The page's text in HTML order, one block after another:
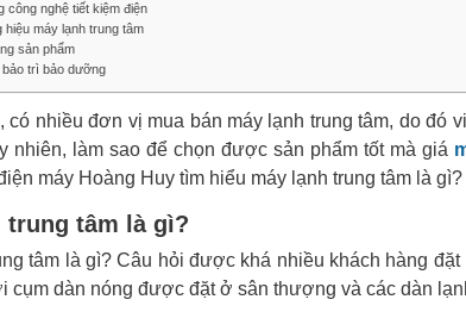
công nghệ tiết kiệm điện
hiệu máy lạnh trung tâm
sản phẩm
bảo trì bảo dưỡng
có nhiều đơn vị mua bán máy lạnh trung tâm, do đó
nhiên, làm sao để chọn được sản phẩm tốt mà giá
máy Hoàng Huy tìm hiểu máy lạnh trung tâm là
trung tâm là gì?
tâm là gì? Câu hỏi được khá nhiều khách hàng
cụm dàn nóng được đặt ở sân thượng và các dàn